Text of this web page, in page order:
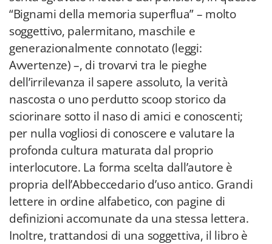
“Bignami della memoria superflua” – molto
soggettivo, palermitano, maschile e
generazionalmente connotato (leggi:
Avvertenze) –, di trovarvi tra le pieghe
dell’irrilevanza il sapere assoluto, la verità
nascosta o uno perdutto scoop storico da
sciorinare sotto il naso di amici e conoscenti;
per nulla vogliosi di conoscere e valutare la
profonda cultura maturata dal proprio
interlocutore. La forma scelta dall’autore è
propria dell’Abbeccedario d’uso antico. Grandi
lettere in ordine alfabetico, con pagine di
definizioni accomunate da una stessa lettera.
Inoltre, trattandosi di una soggettiva, il libro è